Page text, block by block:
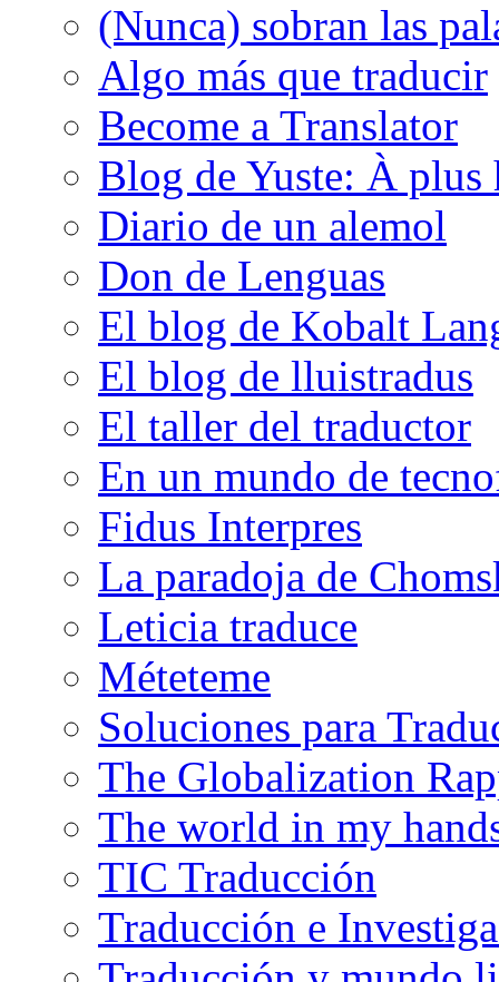
(Nunca) sobran las
Algo más que traducir
Become a Translator
Blog de Yuste: À plus
Diario de un alemol
Don de Lenguas
El blog de Kobalt
El blog de lluistradus
El taller del traductor
En un mundo de
Fidus Interpres
La paradoja de
Leticia traduce
Méteteme
Soluciones para
The Globalization
The world in my
TIC Traducción
Traducción e